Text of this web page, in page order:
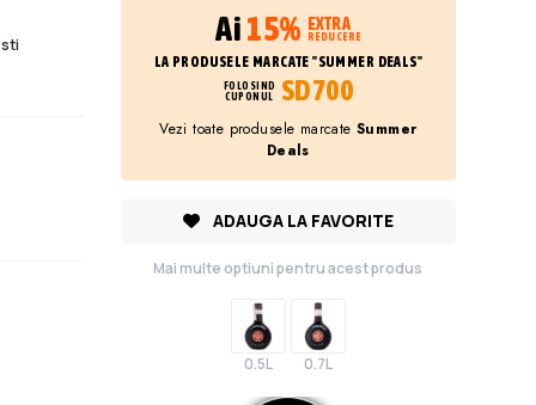
Ai15% EXTRA
REDUCERE
LA PRODUSELE MARCATE "SUMMER DEALS"
FOLOSIND
CUPONUL
SD700
Vezi toate produsele marcateSummer
Deals
ADAUGA LA FAVORITE
Mai multe optiuni pentru acest produs
0.5L 0.7L